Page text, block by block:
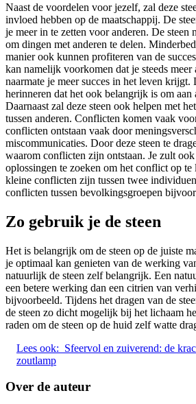
Naast de voordelen voor jezelf, zal deze
invloed hebben op de maatschappij. De
je meer in te zetten voor anderen. De steen
om dingen met anderen te delen.
manier ook kunnen profiteren van de
kan namelijk voorkomen dat je steeds meer
naarmate je meer succes in het leven krijgt.
herinneren dat het ook belangrijk is om aan
Daarnaast zal deze steen ook helpen met
tussen anderen. Conflicten komen vaak
conflicten ontstaan vaak door
miscommunicaties. Door deze steen te
waarom conflicten zijn ontstaan. Je zult
oplossingen te zoeken om het conflict op te
kleine conflicten zijn tussen twee
conflicten tussen bevolkingsgroepen
Zo gebruik je de steen
Het is belangrijk om de steen op de juiste
je optimaal kan genieten van de werking
natuurlijk de steen zelf belangrijk. Een
een betere werking dan een citrien van
bijvoorbeeld. Tijdens het dragen van de
de steen zo dicht mogelijk bij het lichaam
raden om de steen op de huid zelf watte
Lees ook: Sfeervol en zuiverend: de
zoutlamp
Over de auteur